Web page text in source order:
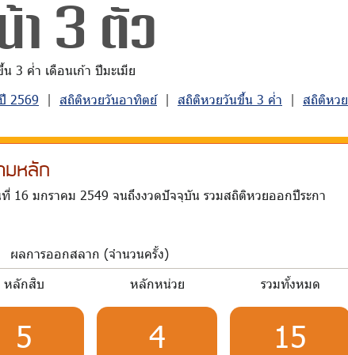
า 3 ตัว
3 ค่ำ เดือนเก้า ปีมะเมีย
2569 | สถิติหวยวันอาทิตย์| สถิติหวยวันขึ้น 3 ค่ำ | สถิติหวย
มหลัก
16 มกราคม 2549 จนถึงงวดปัจจุบัน รวมสถิติหวยออกปีระกา
ผลการออกสลาก (จำนวนครั้ง)
หลักสิบ หลักหน่วย รวมทั้งหมด
5 4
15